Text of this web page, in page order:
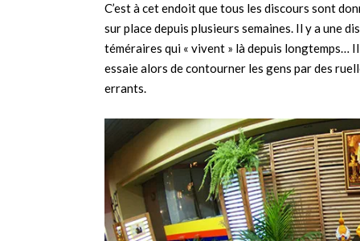
C’est à cet endoit que tous les discours sont
sur place depuis plusieurs semaines. Il y a une
téméraires qui « vivent » là depuis longtemps…
essaie alors de contourner les gens par des
errants.